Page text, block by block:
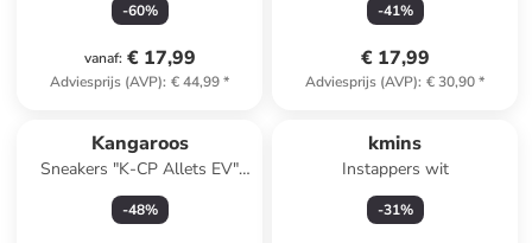
-60%
vanaf: € 17,99
Adviesprijs (AVP): € 44,99*
-41%
€ 17,99
Adviesprijs (AVP): € 30,90*
Kangaroos
Sneakers "K-CP Allets EV"
zwart/wit/grijs
-48%
kmins
Instappers wit
-31%